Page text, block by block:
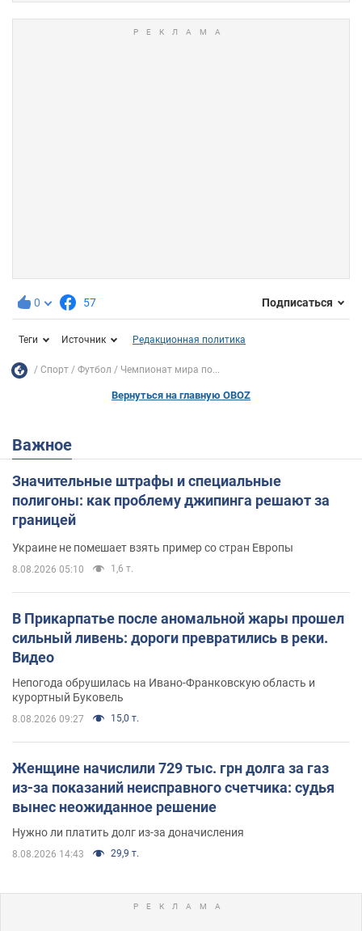
0 57 Подписаться
Теги Источник Редакционная политика
Спорт Футбол Чемпионат мира по...
Вернуться на главную OBOZ
Важное
Значительные штрафы и специальные
полигоны: как проблему джипинга решают за
границей
Украине не помешает взять пример со стран Европы
8.08.2026 05:10 1,6 т.
В Прикарпатье после аномальной жары прошел
сильный ливень: дороги превратились в реки.
Видео
Непогода обрушилась на Ивано-Франковскую область и
курортный Буковель
8.08.2026 09:27 15,0 т.
Женщине начислили 729 тыс. грн долга за газ
из-за показаний неисправного счетчика: судья
вынес неожиданное решение
Нужно ли платить долг из-за доначисления
8.08.2026 14:43 29,9 т.